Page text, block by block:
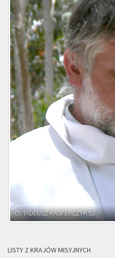
O. ADNRZEJ LEŚNIARA SJ
LISTY Z KRAJÓW MISYJNYCH